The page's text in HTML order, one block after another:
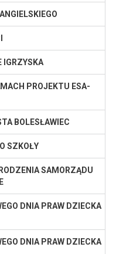
IGRZYSKA
PROJEKTU ESA-
BOLESŁAWIEC
SZKOŁY
SAMORZĄDU
DNIA PRAW DZIECKA
DNIA PRAW DZIECKA